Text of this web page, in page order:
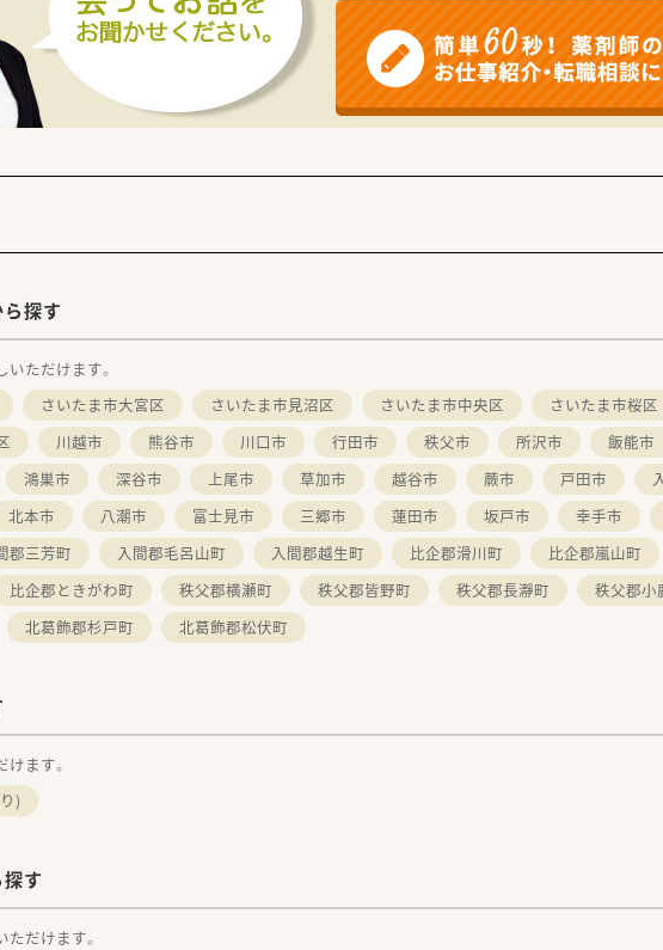
の門前薬局を中心に、
店舗以上の調剤薬局を展開しています。
べる環境があります！
た職場環境と、
います！
イフステージに変化がある際など、
ことが可能です。
タイルがあります！
する同社では、
方は決してひとつではありません。
リアを積みながら、
もまっすぐに歩める道があります。
療で、病院薬剤師として、管理部門として、教育担当としてなどなど…活動
を存分に発揮できるフィールドで、
や学習コンテンツが豊富にございます！
中途入社の方まで、
教育制度を多数用意しています。
修など、
学べる機会もあり、
探す
ただけます。
さいたま市大宮区 さいたま市見沼区 さいたま市中央区 さいたま市桜区
川越市 熊谷市 川口市 行田市 秩父市 所沢市 飯能市
鴻巣市 深谷市 上尾市 草加市 越谷市 蕨市 戸田市
北本市 八潮市 富士見市 三郷市 蓮田市 坂戸市 幸手市
郡三芳町 入間郡毛呂山町 入間郡越生町 比企郡滑川町 比企郡嵐山町
比企郡ときがわ町 秩父郡横瀬町 秩父郡皆野町 秩父郡長瀞町 秩父郡小
北葛飾郡杉戸町 北葛飾郡松伏町
ます。
)
す
だけます。